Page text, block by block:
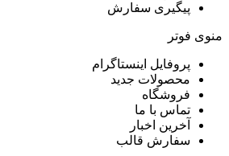
پیگیری سفارش
منوی فوتر
پروفایل اینستاگرام
محصولات جدید
فروشگاه
تماس با ما
آخرین اخبار
سفارش قالب